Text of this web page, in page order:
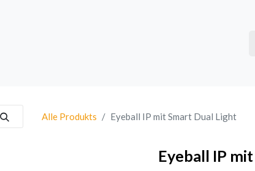
Alle Produkts Eyeball IP mit Smart Dual Light
Eyeball IP